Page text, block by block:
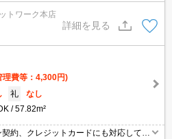
すのでお気軽にお問い合わせ下さい！
トワーク本店
詳細を見る
理費等：4,300円)
礼
なし
57.82m²
約、クレジットカードにも対応してお